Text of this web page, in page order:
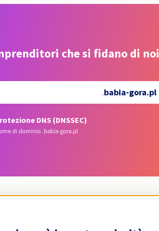
che si fidano di noi
.babia-gora.pl
DNS (DNSSEC)
di dominio .babia-gora.pl